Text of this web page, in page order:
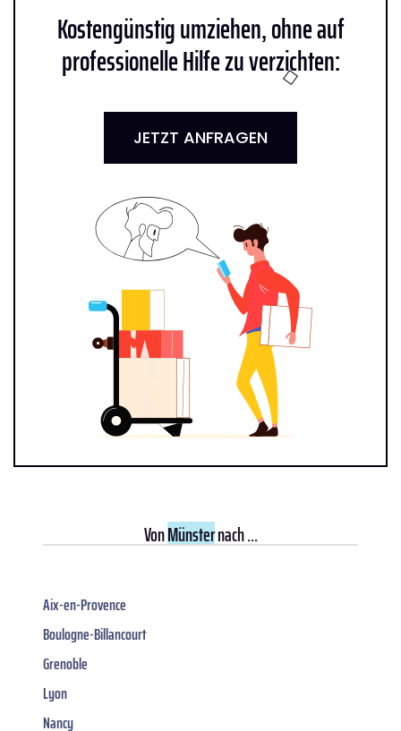
Kostengünstig umziehen, ohne auf
professionelle Hilfe zu verzichten:
JETZT ANFRAGEN
VonMünsternach ...
Aix-en-Provence
Boulogne-Billancourt
Grenoble
Lyon
Nancy